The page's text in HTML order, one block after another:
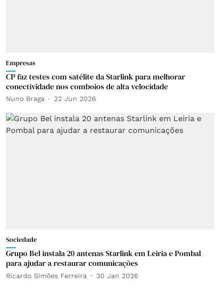
Empresas
CP faz testes com satélite da Starlink para melhorar
conectividade nos comboios de alta velocidade
Nuno Braga 22 Jun 2026
Sociedade
Grupo Bel instala 20 antenas Starlink em Leiria e Pombal
para ajudar a restaurar comunicações
Ricardo Simões Ferreira 30 Jan 2026